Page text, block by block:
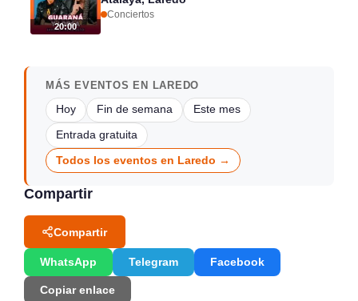
20:00
Conciertos
MÁS EVENTOS EN LAREDO
Hoy Fin de semana Este mes
Entrada gratuita
Todos los eventos en Laredo →
Compartir
Compartir
WhatsApp Telegram Facebook
Copiar enlace